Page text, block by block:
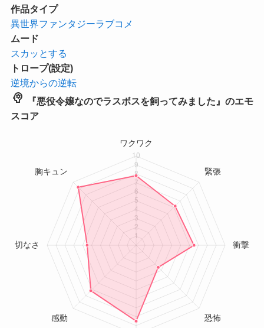
作品タイプ
異世界ファンタジーラブコメ
ムード
スカッとする
トロープ(設定)
逆境からの逆転
psychology
『悪役令嬢なのでラスボスを飼ってみました』のエモ
スコア